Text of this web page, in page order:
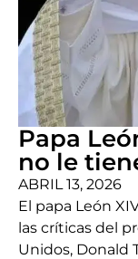
Papa
no le
ABRIL 13, 2026
El papa León
las críticas del
Unidos, Donald